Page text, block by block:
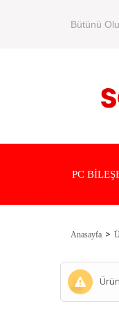
Bütünü
PC
Anasayfa